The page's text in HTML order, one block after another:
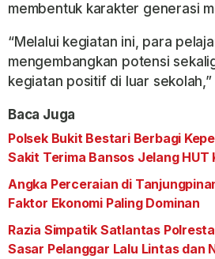
membentuk karakter generasi
“Melalui kegiatan ini, para
mengembangkan potensi
kegiatan positif di luar sekolah,”
Baca Juga
Polsek Bukit Bestari Berbagi
Sakit Terima Bansos Jelang HUT
Angka Perceraian di
Faktor Ekonomi Paling Dominan
Razia Simpatik Satlantas
Sasar Pelanggar Lalu Lintas dan